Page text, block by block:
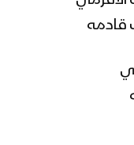
الليث
الليث
قادمه